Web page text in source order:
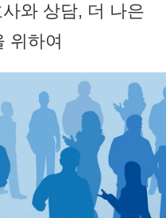
와 상담, 더 나은
위하여